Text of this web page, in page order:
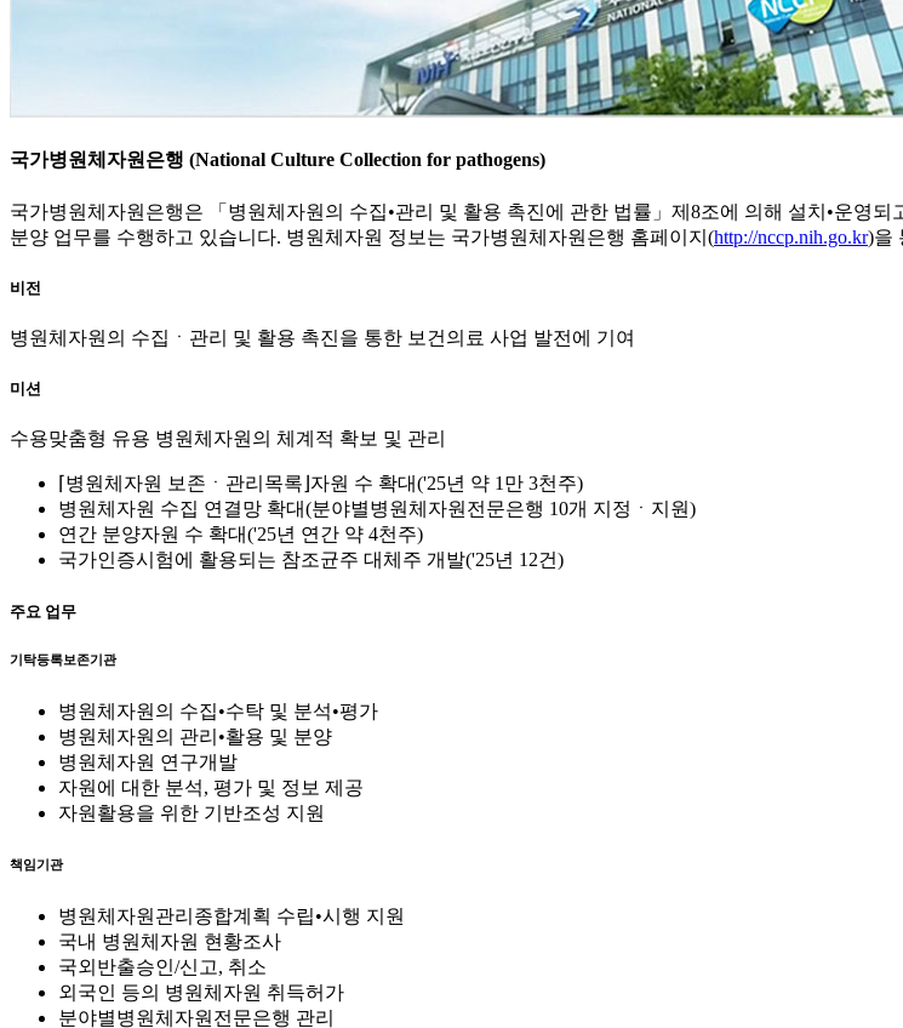
국가병원체자원은행 (National Culture Collection for pathogens)
국가병원체자원은행은 「병원체자원의 수집•관리 및 활용 촉진에 관한 법률」제8조에 의해 설치•운영
분양 업무를 수행하고 있습니다. 병원체자원 정보는 국가병원체자원은행 홈페이지(http://nccp.nih.go.kr)을
비전
병원체자원의 수집ㆍ관리 및 활용 촉진을 통한 보건의료 사업 발전에 기여
미션
수용맞춤형 유용 병원체자원의 체계적 확보 및 관리
⌈병원체자원 보존ㆍ관리목록⌋자원 수 확대('25년 약 1만 3천주)
병원체자원 수집 연결망 확대(분야별병원체자원전문은행 10개 지정ㆍ지원)
연간 분양자원 수 확대('25년 연간 약 4천주)
국가인증시험에 활용되는 참조균주 대체주 개발('25년 12건)
주요 업무
기탁등록보존기관
병원체자원의 수집•수탁 및 분석•평가
병원체자원의 관리•활용 및 분양
병원체자원 연구개발
자원에 대한 분석, 평가 및 정보 제공
자원활용을 위한 기반조성 지원
책임기관
병원체자원관리종합계획 수립•시행 지원
국내 병원체자원 현황조사
국외반출승인/신고, 취소
외국인 등의 병원체자원 취득허가
분야별병원체자원전문은행 관리